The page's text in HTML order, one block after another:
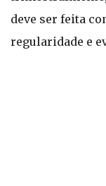
deve ser feita
regularidade e